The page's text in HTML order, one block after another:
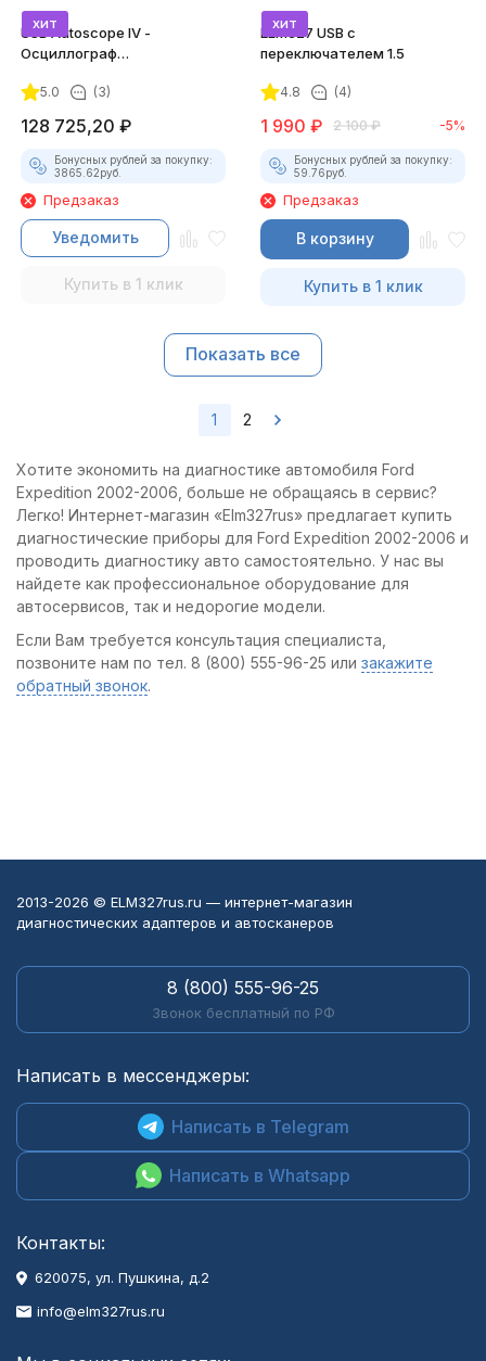
хит
USB Autoscope IV -
Осциллограф
комплект)
5.0 (3)
128 725,20 ₽
Бонусных рублей за покупку:
3865.62руб.
Предзаказ
Уведомить
Купить в 1 клик
хит
ELM327 USB с
переключателем 1.5
4.8 (4)
1 990 ₽ 2 100 ₽ -5%
Бонусных рублей за покупку:
59.76руб.
Предзаказ
В корзину
Купить в 1 клик
Показать все
1 2
Хотите экономить на диагностике автомобиля Ford
Expedition 2002-2006, больше не обращаясь в сервис?
Легко! Интернет-магазин «Elm327rus» предлагает купить
диагностические приборы для Ford Expedition 2002-2006 и
проводить диагностику авто самостоятельно. У нас вы
найдете как профессиональное оборудование для
автосервисов, так и недорогие модели.
Если Вам требуется консультация специалиста,
позвоните нам по тел. 8 (800) 555-96-25 или закажите
обратный звонок.
2013-2026 © ELM327rus.ru — интернет-магазин
диагностических адаптеров и автосканеров
8 (800) 555-96-25
Звонок бесплатный по РФ
Написать в мессенджеры:
Написать в Telegram
Написать в Whatsapp
Контакты:
620075, ул. Пушкина, д.2
info@elm327rus.ru